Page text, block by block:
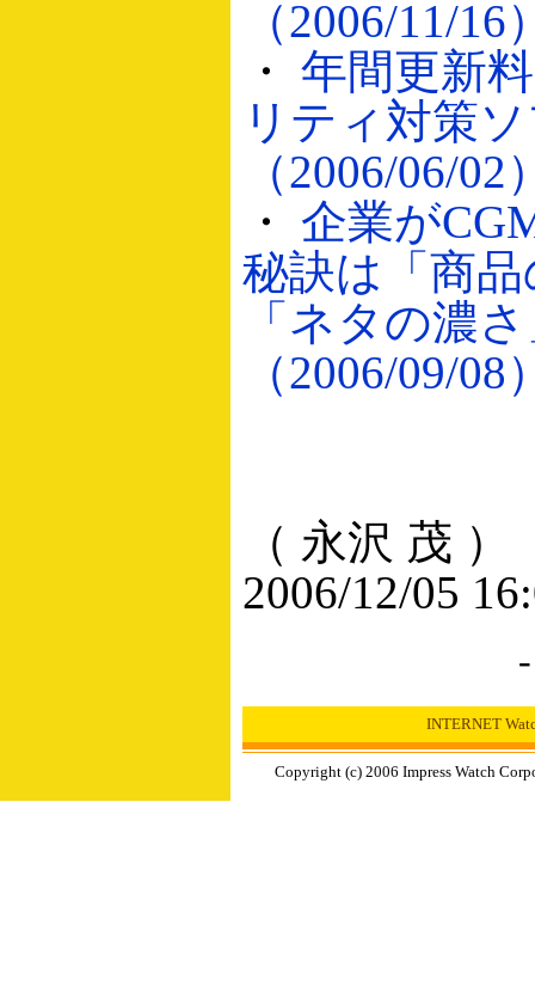
（2006/11/16
・ 年間更新
リティ対策
（2006/06/02
・ 企業が
秘訣は「商
「ネタの濃
（2006/09/08
（ 永沢 茂 ）
2006/12/05
INTERNET
Copyright (c) 2006 Impress Watch